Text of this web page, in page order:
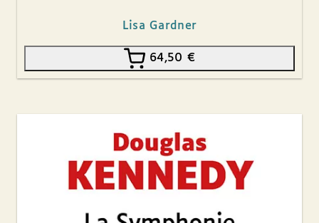
Lisa Gardner
64,50 €